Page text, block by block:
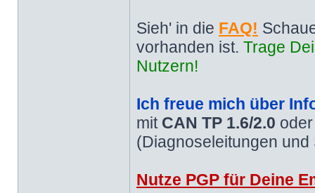
Sieh' in die FAQ!
vorhanden ist. Trage
Nutzern!
Ich freue mich über
mit CAN TP 1.6/2.0
(Diagnoseleitungen
Nutze PGP für Deine